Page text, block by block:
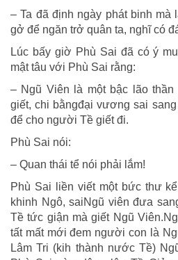
– Ta đã định ngày phát binh mà
gở để ngăn trở quân ta, nghĩ có
Lúc bấy giờ Phù Sai đã có ý
mật tâu với Phù Sai rằng:
– Ngũ Viên là một bậc lão
giết, chi bằngđại vương sai
để cho người Tề giết đi.
Phù Sai nói:
– Quan thái tể nói phải lắm!
Phù Sai liền viết một bức thư
khinh Ngô, saiNgũ viên đưa
Tề tức giận mà giết Ngũ
tất mất mới đem người con là
Lâm Tri (kih thành nước Tề)